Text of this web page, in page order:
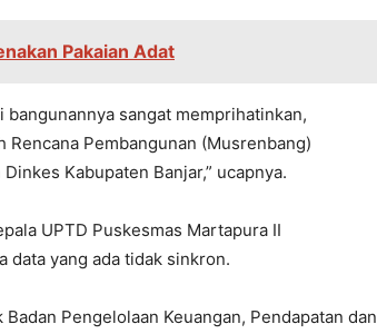
Pakaian Adat
sangat memprihatinkan,
Pembangunan (Musrenbang)
Kabupaten Banjar,” ucapnya.
UPTD Puskesmas Martapura II
data yang ada tidak sinkron.
Pengelolaan Keuangan, Pendapatan dan